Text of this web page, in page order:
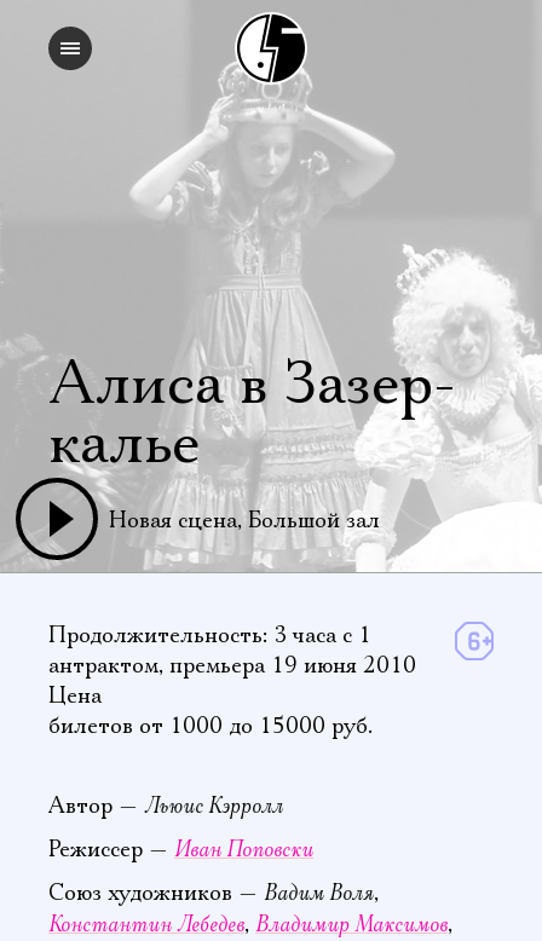
Алиса в За­зер­
калье
Новая сцена, Большой зал
Продолжительность: 3 часа с 1
антрактом, премьера 19 июня 2010
Цена
билетов от 1000 до 15000 руб.
Автор — Льюис Кэрролл
Режиссер — Иван Поповски
Союз художников — Вадим Воля,
Константин Лебедев, Владимир Максимов,